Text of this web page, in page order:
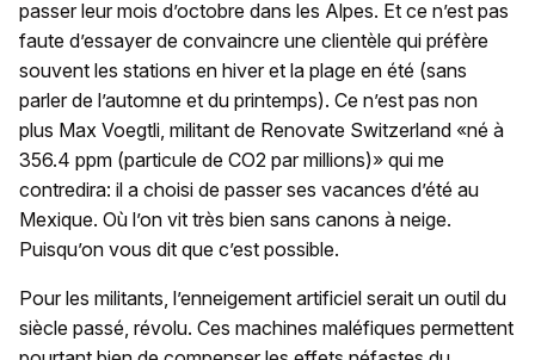
passer leur mois d’octobre dans les Alpes. Et ce n’est pas
faute d’essayer de convaincre une clientèle qui préfère
souvent les stations en hiver et la plage en été (sans
parler de l’automne et du printemps). Ce n’est pas non
plus Max Voegtli, militant de Renovate Switzerland «né à
356.4 ppm (particule de CO2 par millions)» qui me
contredira: il a choisi de passer ses vacances d’été au
Mexique. Où l’on vit très bien sans canons à neige.
Puisqu’on vous dit que c’est possible.
Pour les militants, l’enneigement artificiel serait un outil du
siècle passé, révolu. Ces machines maléfiques permettent